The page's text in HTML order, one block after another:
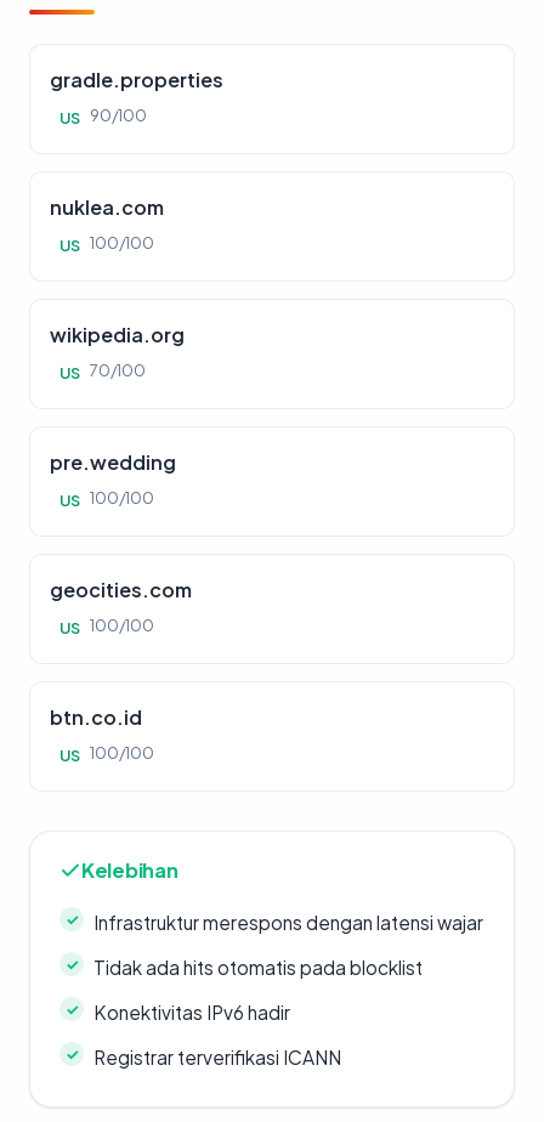
gradle.properties
US 90/100
nuklea.com
US 100/100
wikipedia.org
US 70/100
pre.wedding
US 100/100
geocities.com
US 100/100
btn.co.id
US 100/100
Kelebihan
Infrastruktur merespons dengan latensi wajar
Tidak ada hits otomatis pada blocklist
Konektivitas IPv6 hadir
Registrar terverifikasi ICANN